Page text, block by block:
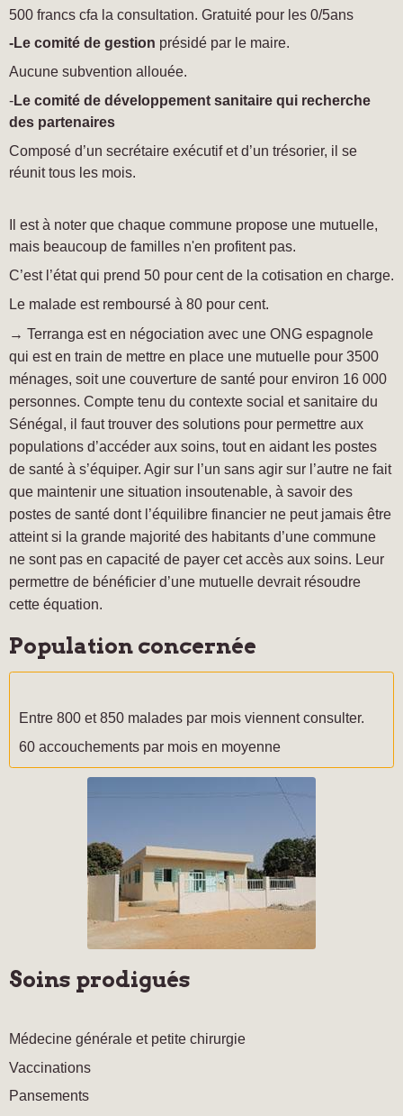
500 francs cfa la consultation. Gratuité pour les 0/5ans
-Le comité de gestion présidé par le maire.
Aucune subvention allouée.
-Le comité de développement sanitaire qui recherche
des partenaires
Composé d’un secrétaire exécutif et d’un trésorier, i l se
réunit tous les mois.
Il est à noter que chaque commune propose une mutuelle,
mais beaucoup de familles n'en profitent pas.
C’est l’état qui prend 50 pour cent de la cotisation en charge.
Le malade est remboursé à 80 pour cent.
→ Terranga est en négociation avec une ONG espagnole
qui est en train de mettre en place une mutuelle pour 3500
ménages, soit une couverture de santé pour environ 16 000
personnes. Compte tenu du contexte social et sanitaire du
Sénégal, il faut trouver des solutions pour permettre aux
populations d’accéder aux soins, tout en aidant les postes
de santé à s’équiper. Agir sur l’un sans agir sur l’autre ne fait
que maintenir une situation insoutenable, à savoir des
postes de santé dont l’équilibre financier ne peut jamais être
atteint si la grande majorité des habitants d’une commune
ne sont pas en capacité de payer cet accès aux soins. Leur
permettre de bénéficier d’une mutuelle devrait résoudre
cette équation.
Population concernée
Entre 800 et 850 malades par mois viennent consulter.
60 accouchements par mois en moyenne
Soins prodigués
Médecine générale et petite chirurgie
Vaccinations
Pansements